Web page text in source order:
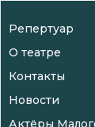
Репертуар
О театре
Контакты
Новости
Актёры